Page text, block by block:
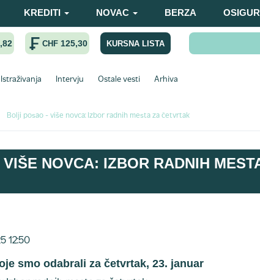
KREDITI NOVAC BERZA
CHF 125,30 KURSNA LISTA
Istraživanja Intervju Ostale vesti Arhiva
Bolji posao - više novca: Izbor radnih mesta za četvrtak
NOVCA: IZBOR RADNIH
12:50
smo odabrali za četvrtak, 23. januar